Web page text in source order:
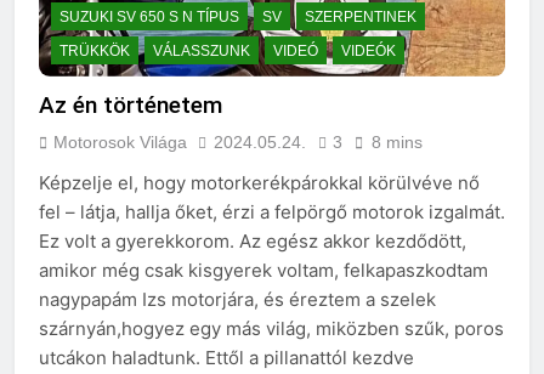
SUZUKI SV 650 S N TÍPUS
SV
SZERPENTINEK
TRÜKKÖK
VÁLASSZUNK VIDEÓ VIDEÓK
Az én történetem
Motorosok Világa 2024.05.24. 3 8 mins
Képzelje el, hogy motorkerékpárokkal körülvéve nő
fel – látja, hallja őket, érzi a felpörgő motorok izgalmát.
Ez volt a gyerekkorom. Az egész akkor kezdődött,
amikor még csak kisgyerek voltam, felkapaszkodtam
nagypapám Izs motorjára, és éreztem a szelek
szárnyán,hogyez egy más világ, miközben szűk, poros
utcákon haladtunk. Ettől a pillanattól kezdve